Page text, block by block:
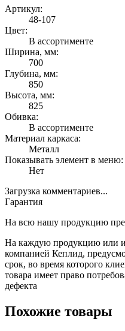
Артикул:
48-107
Цвет:
В ассортименте
Ширина, мм:
700
Глубина, мм:
850
Высота, мм:
825
Обивка:
В ассортименте
Материал каркаса:
Металл
Показывать элемент в меню:
Нет
Загрузка комментариев...
Гарантия
На всю нашу продукцию
На каждую продукцию или
компанией Кеплид,
срок, во время которого
товара имеет право
дефекта
Похожие товары